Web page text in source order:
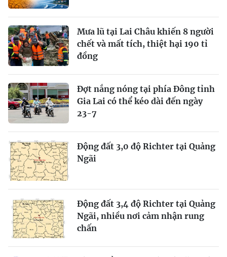
Mưa lũ tại Lai Châu khiến 8 người
chết và mất tích, thiệt hại 190 tỉ
đồng
Đợt nắng nóng tại phía Đông tỉnh
Gia Lai có thể kéo dài đến ngày
23-7
Động đất 3,0 độ Richter tại Quảng
Ngãi
Động đất 3,4 độ Richter tại Quảng
Ngãi, nhiều nơi cảm nhận rung
chấn